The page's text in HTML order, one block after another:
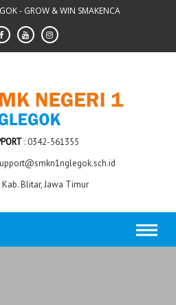
- GROW & WIN SMAKENCA
0342-561355
Kab. Blitar, Jawa Timur